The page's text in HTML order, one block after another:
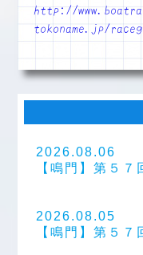
http://
tokoname.jp/
2026.08.06
【鳴門】第５７
2026.08.05
【鳴門】第５７